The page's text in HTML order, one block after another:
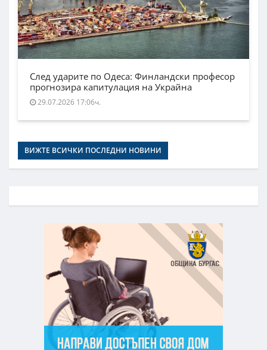
След ударите по Одеса: Финландски професор
прогнозира капитулация на Украйна
29.07.2026 17:06ч.
ВИЖТЕ ВСИЧКИ ПОСЛЕДНИ НОВИНИ